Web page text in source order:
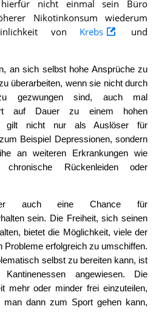
nicht einmal sein Büro
Nikotinkonsum wiederum
von Krebs
und
an sich selbst hohe Ansprüche zu
überarbeiten, wenn sie nicht durch
gezwungen sind, auch mal
auf Dauer zu einem hohen
gilt nicht nur als Auslöser für
Beispiel Depressionen, sondern
an weiteren Erkrankungen wie
chronische Rückenleiden oder
auch eine Chance für
sein. Die Freiheit, sich seinen
bietet die Möglichkeit, viele der
Probleme erfolgreich zu umschiffen.
selbst zu bereiten kann, ist
angewiesen. Die
mehr oder minder frei einzuteilen,
man dann zum Sport gehen kann,